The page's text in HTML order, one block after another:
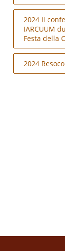
2024 Il
IARCUUM
Festa della
2024